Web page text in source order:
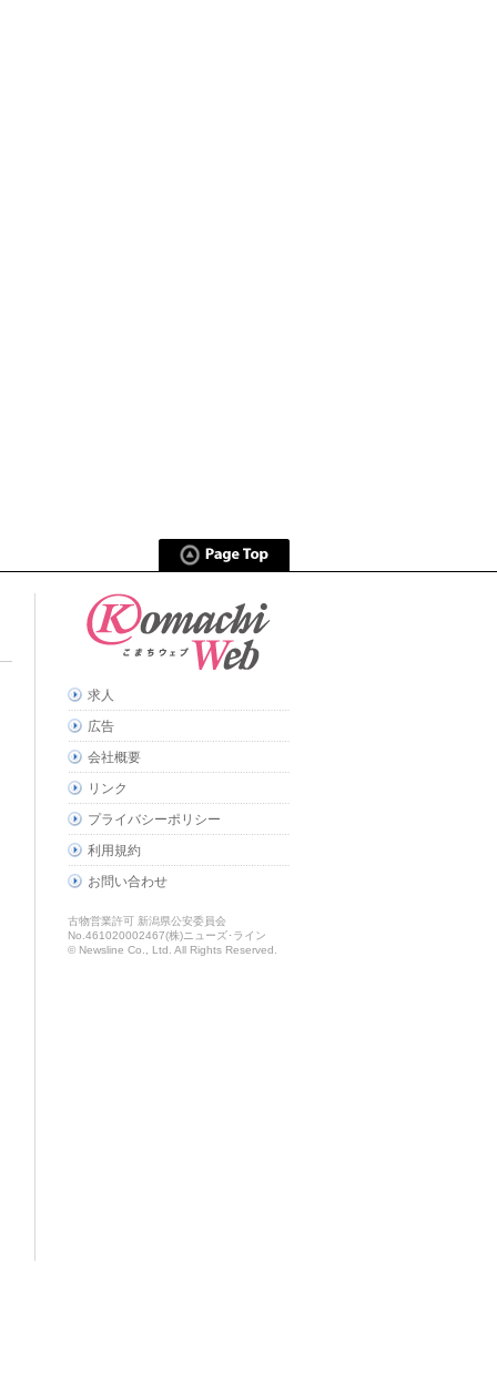
求人
広告
会社概要
リンク
プライバシーポリシー
利用規約
お問い合わせ
古物営業許可 新潟県公安委員会
No.461020002467(株)ニューズ･ライン
© Newsline Co., Ltd. All Rights Reserved.